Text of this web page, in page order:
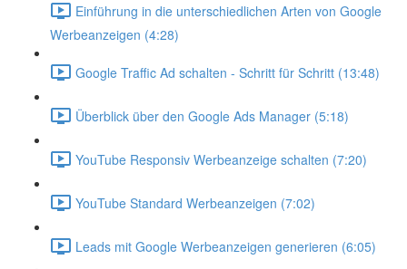
Einführung in die unterschiedlichen Arten von Google
Werbeanzeigen (4:28)
Google Traffic Ad schalten - Schritt für Schritt (13:48)
Überblick über den Google Ads Manager (5:18)
YouTube Responsiv Werbeanzeige schalten (7:20)
YouTube Standard Werbeanzeigen (7:02)
Leads mit Google Werbeanzeigen generieren (6:05)